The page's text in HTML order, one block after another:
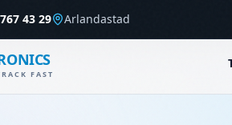
43 29 Arlandastad
FAST